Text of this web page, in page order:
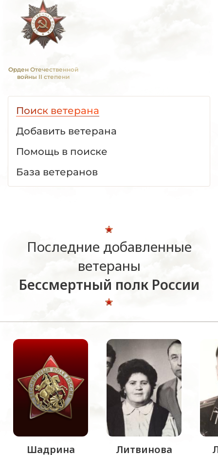
Орден Отечественной
войны II степени
Поиск ветерана
Добавить ветерана
Помощь в поиске
База ветеранов
Последние добавленные
ветераны
Бессмертный полк России
Шадрина Литвинова